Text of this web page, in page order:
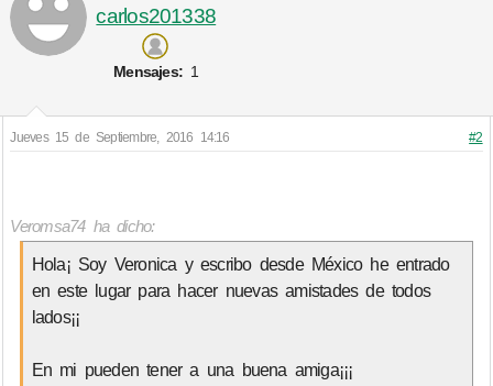
carlos201338
Mensajes: 1
Jueves 15 de Septiembre, 2016 14:16 #2
Veromsa74 ha dicho:
Hola¡ Soy Veronica y escribo desde México he entrado
en este lugar para hacer nuevas amistades de todos
lados¡¡
En mi pueden tener a una buena amiga¡¡¡